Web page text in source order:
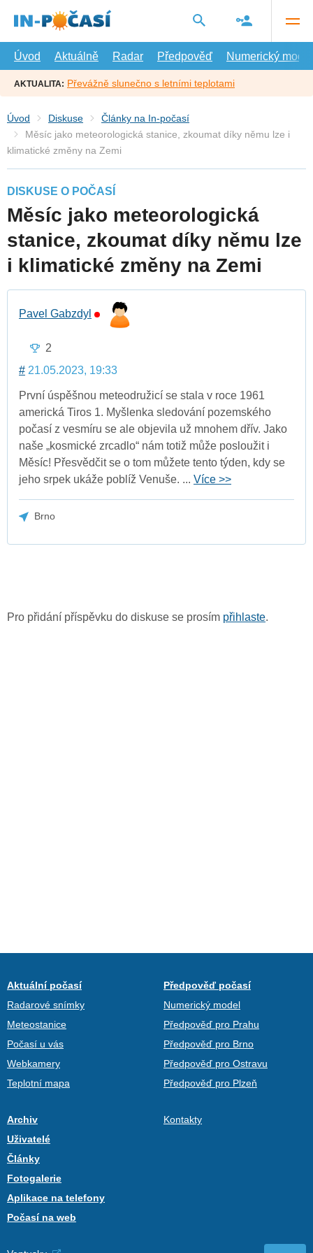
hlavní
Úvod
Aktuálně Radar Předpověď Numerický model
AKTUALITA: Převážně slunečno s letními teplotami
Úvod Diskuse
Články na In-počasí
Měsíc jako meteorologická stanice, zkoumat díky němu lze i
klimatické změny na Zemi
DISKUSE O POČASÍ
Měsíc jako meteorologická
stanice, zkoumat díky němu lze
i klimatické změny na Zemi
Pavel Gabzdyl
2
# 21.05.2023, 19:33
První úspěšnou meteodružicí se stala v roce 1961
americká Tiros 1. Myšlenka sledování pozemského
počasí z vesmíru se ale objevila už mnohem dřív. Jako
naše „kosmické zrcadlo“ nám totiž může posloužit i
Měsíc! Přesvědčit se o tom můžete tento týden, kdy se
jeho srpek ukáže poblíž Venuše. ... Více >>
Brno
Pro přidání příspěvku do diskuse se prosím přihlaste.
Aktuální počasí
Radarové snímky
Meteostanice
Počasí u vás
Webkamery
Teplotní mapa
Předpověď počasí
Numerický model
Předpověď pro Prahu
Předpověď pro Brno
Předpověď pro Ostravu
Předpověď pro Plzeň
Archiv
Uživatelé
Články
Fotogalerie
Aplikace na telefony
Počasí na web
Kontakty